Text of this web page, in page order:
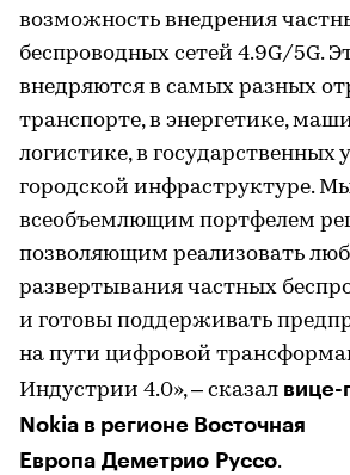
возможность внедрения
беспроводных сетей 4.9G/5G.
внедряются в самых разных
транспорте, в энергетике,
логистике, в государственных
городской инфраструктуре.
всеобъемлющим портфелем
позволяющим реализовать
развертывания частных
и готовы поддерживать
на пути цифровой
Индустрии 4.0», – сказал вице-
Nokia в регионе Восточная
Европа Деметрио Руссо.